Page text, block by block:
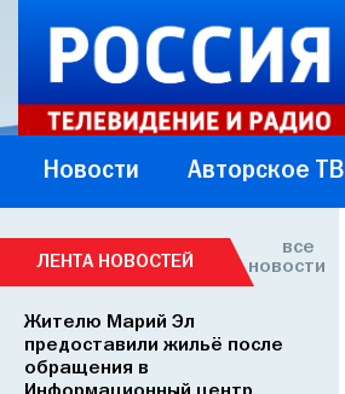
Новости Авторское ТВ
ЛЕНТА НОВОСТЕЙ
все
новости
Жителю Марий Эл
предоставили жильё после
обращения в